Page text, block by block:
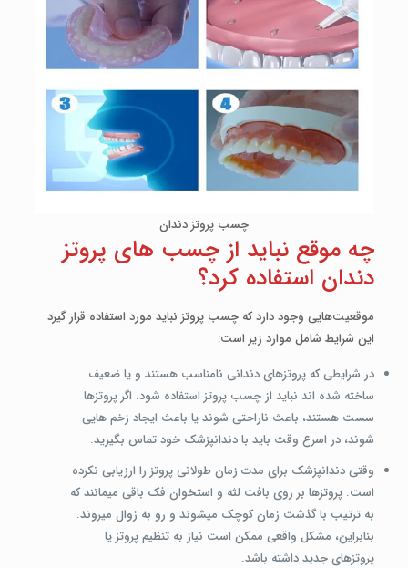
چسب پروتز دندان
چه موقع نباید از چسب­ های پروتز
دندان استفاده کرد؟
موقعیت‌هایی وجود دارد که چسب پروتز نباید مورد استفاده قرار گیرد
این شرایط شامل موارد زیر است:
در شرایطی که پروتزهای دندانی نامناسب هستند و یا ضعیف
ساخته شده ­اند نباید از چسب پروتز استفاده شود. اگر پروتزها
سست هستند، باعث ناراحتی شوند یا باعث ایجاد زخم­ هایی
شوند، در اسرع وقت باید با دندانپزشک خود تماس بگیرید.
وقتی دندانپزشک برای مدت زمان طولانی پروتز را ارزیابی نکرده
است. پروتزها بر روی بافت لثه و استخوان فک باقی می­مانند که
به ترتیب با گذشت زمان کوچک می­شوند و رو به زوال می­روند.
بنابراین، مشکل واقعی ممکن است نیاز به تنظیم پروتز یا
پروتزهای جدید داشته باشد.